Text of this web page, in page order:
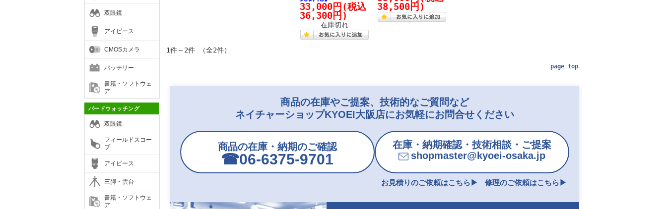
双眼鏡
アイピース
CMOSカメラ
バッテリー
書籍・ソフトウェ
ア
バードウォッチング
双眼鏡
フィールドスコー
プ
アイピース
三脚・雲台
書籍・ソフトウェ
ア
33,000円 (税込
36,300円)
在庫切れ
38,500円)
1件～2件 （全2件）
page top
商品の在庫やご提案、技術的なご質問など
ネイチャーショップKYOEI大阪店にお気軽にお問合せください
商品の在庫・納期のご確認
☎︎06-6375-9701
在庫・納期確認・技術相談・ご提案
shopmaster@kyoei-osaka.jp
お見積りのご依頼はこちら▶︎ 修理のご依頼はこちら▶︎